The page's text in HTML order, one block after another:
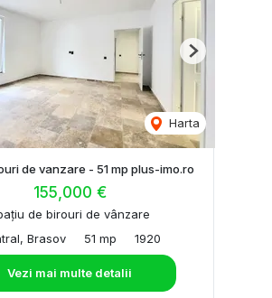
Harta
Next
de vanzare - 51 mp plus-imo.ro
155,000 €
de birouri de vânzare
Brasov
51 mp 1920
Vezi mai multe detalii